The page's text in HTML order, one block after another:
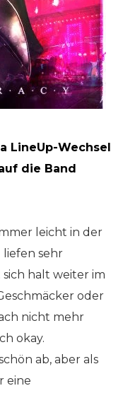
LineUp-Wechsel
die Band
leicht in der
liefen sehr
halt weiter im
oder
nicht mehr
okay.
ab, aber als
eine